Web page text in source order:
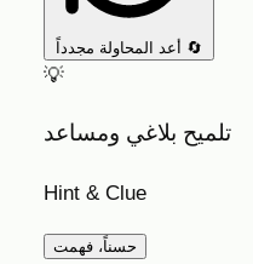
أعد المحاولة مجدداً 🔄
💡
تلميح بلاغي ومساعد
Hint & Clue
حسناً، فهمت